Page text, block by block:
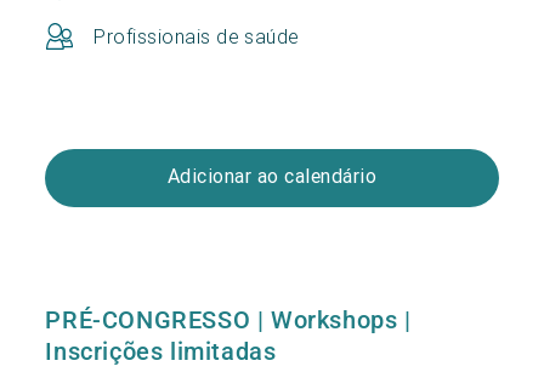
Profissionais de saúde
Adicionar ao calendário
PRÉ-CONGRESSO | Workshops |
Inscrições limitadas